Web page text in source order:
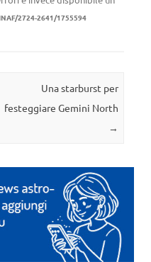
2724-2641/1755594
Una starburst per
festeggiare Gemini North
→